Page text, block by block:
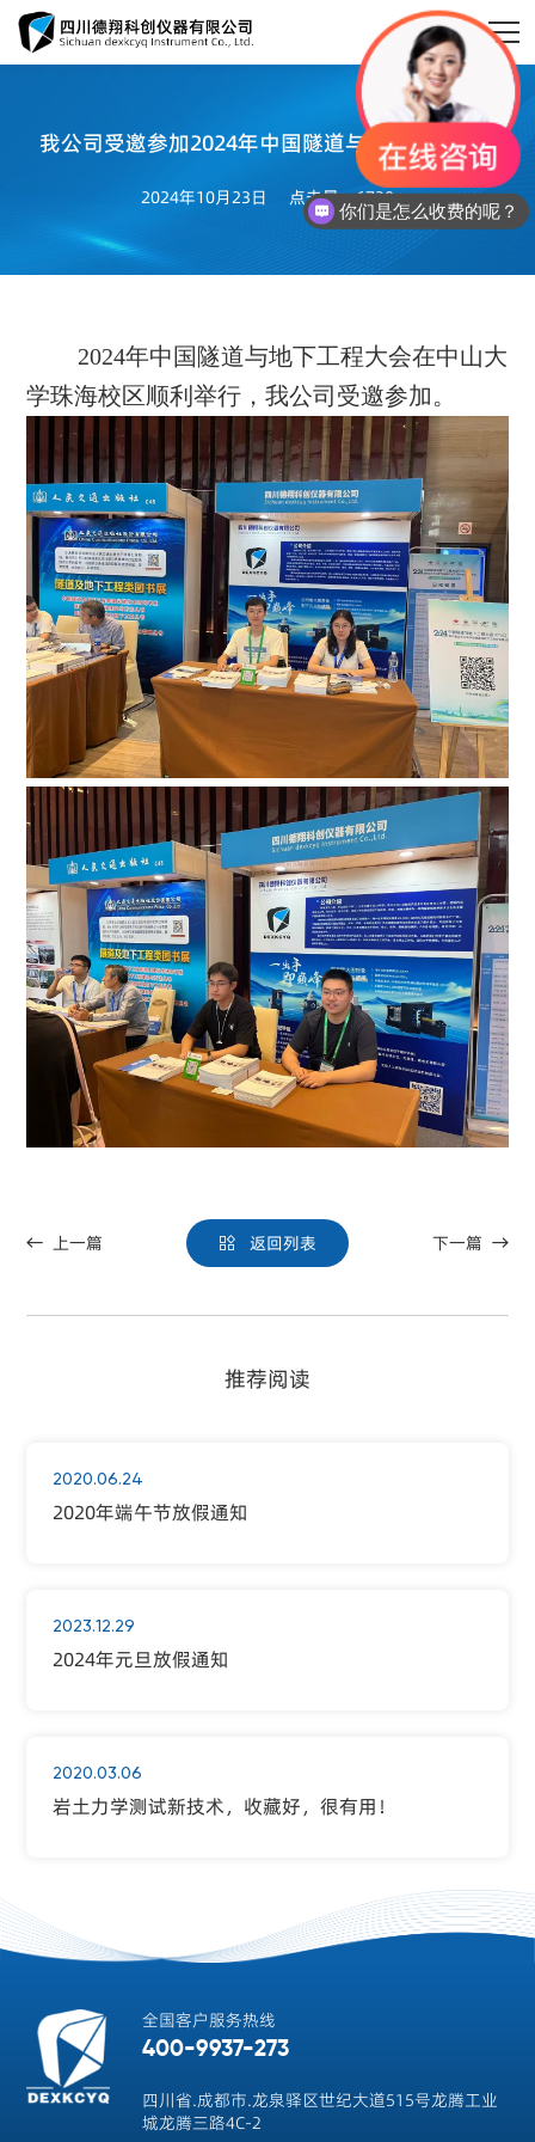

关于德翔
新闻动态 
产品中心 
服务支持 
联系我们
选择语言
CN
EN
全国客户服务热线
400-9937-273
我公司受邀参加2024年中国隧道与地下工程大会
2024年10月23日 点击量：6730
2024年中国隧道与地下工程大会在中山大
学珠海校区顺利举行，我公司受邀参加。
 上一篇  返回列表 下一篇 
推荐阅读
2020.06.24
2020年端午节放假通知
2023.12.29
2024年元旦放假通知
2020.03.06
岩土力学测试新技术，收藏好，很有用！
全国客户服务热线
400-9937-273
四川省.成都市.龙泉驿区世纪大道515号龙腾工业
城龙腾三路4C-2
你们是怎么收费的呢？